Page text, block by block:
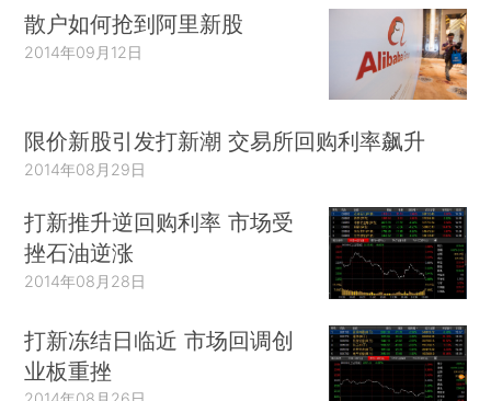
散户如何抢到阿里新股
2014年09月12日
限价新股引发打新潮 交易所回购利率飙升
2014年08月29日
打新推升逆回购利率 市场受
挫石油逆涨
2014年08月28日
打新冻结日临近 市场回调创
业板重挫